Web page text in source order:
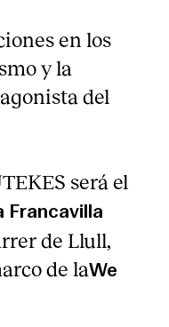
en los
y la
del
será el
Francavilla
de Llull,
de laWe